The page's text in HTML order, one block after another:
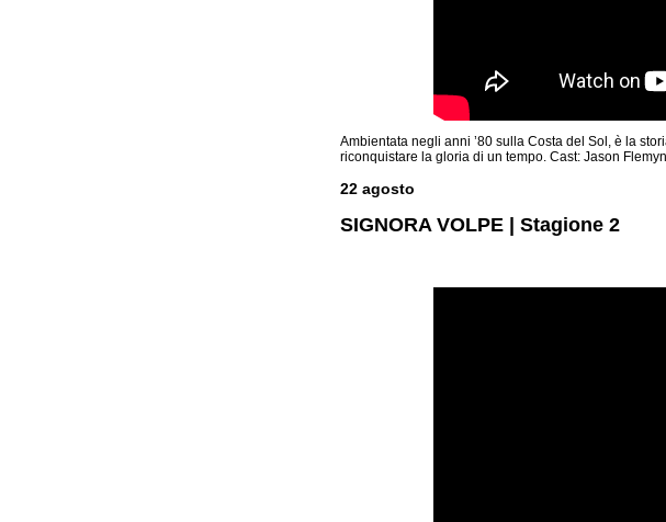
Ambientata negli anni ’80 sulla Costa del Sol, è la
riconquistare la gloria di un tempo. Cast: Jason
22 agosto
SIGNORA VOLPE | Stagione 2